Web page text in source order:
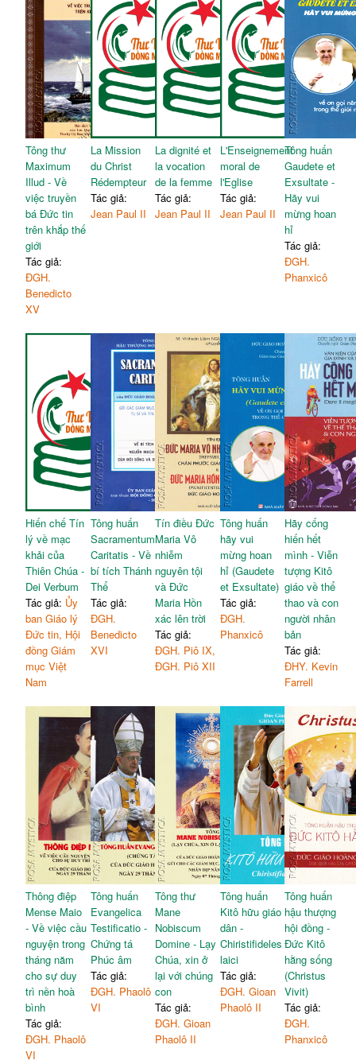
Tông thư
Maximum
Illud - Về
việc truyền
bá Đức tin
trên khắp thế
giới
Tác giả:
ĐGH.
Benedicto
XV
La Mission
du Christ
Rédempteur
Tác giả:
Jean Paul II
La dignité et
la vocation
de la femme
Tác giả:
Jean Paul II
L'Enseignement
moral de
l'Eglise
Tác giả:
Jean Paul II
Tông huấn
Gaudete et
Exsultate -
Hãy vui
mừng hoan
hỉ
Tác giả:
ĐGH.
Phanxicô
Hiến chế Tín
lý về mạc
khải của
Thiên Chúa -
Dei Verbum
Tác giả: Ủy
ban Giáo lý
Đức tin, Hội
đồng Giám
mục Việt
Nam
Tông huấn
Sacramentum
Caritatis - Về
bí tích Thánh
Thể
Tác giả:
ĐGH.
Benedicto
XVI
Tín điều Đức
Maria Vô
nhiễm
nguyên tội
và Đức
Maria Hồn
xác lên trời
Tác giả:
ĐGH. Piô IX,
ĐGH. Piô XII
Tông huấn
hãy vui
mừng hoan
hỉ (Gaudete
et Exsultate)
Tác giả:
ĐGH.
Phanxicô
Hãy cống
hiến hết
mình - Viễn
tượng Kitô
giáo về thể
thao và con
người nhân
bản
Tác giả:
ĐHY. Kevin
Farrell
Thông điệp
Mense Maio
- Về việc cầu
nguyện trong
tháng năm
cho sự duy
trì nền hoà
bình
Tác giả:
ĐGH. Phaolô
VI
Tông huấn
Evangelica
Testificatio -
Chứng tá
Phúc âm
Tác giả:
ĐGH. Phaolô
VI
Tông thư
Mane
Nobiscum
Domine - Lạy
Chúa, xin ở
lại với chúng
con
Tác giả:
ĐGH. Gioan
Phaolô II
Tông huấn
Kitô hữu giáo
dân -
Chiristifideles
laici
Tác giả:
ĐGH. Gioan
Phaolô II
Tông huấn
hậu thượng
hội đồng -
Đức Kitô
hằng sống
(Christus
Vivit)
Tác giả:
ĐGH.
Phanxicô